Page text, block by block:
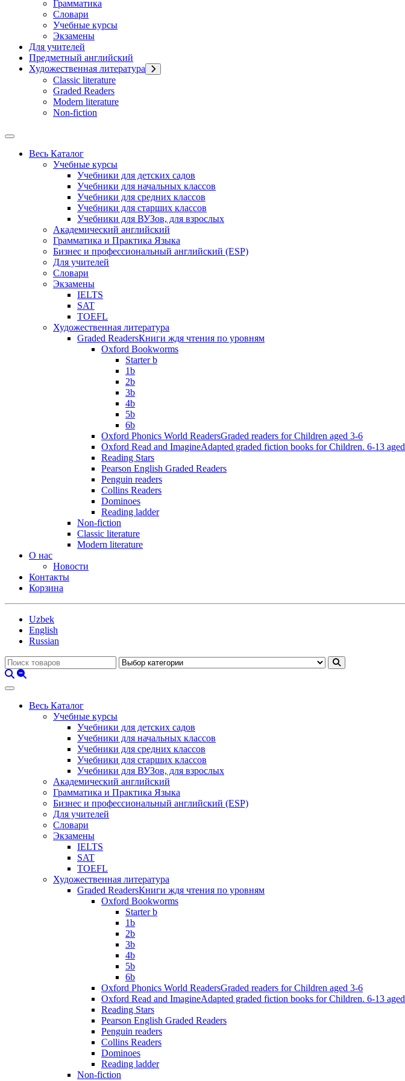
Грамматика
Словари
Учебные курсы
Экзамены
Для учителей
Предметный английский
Художественная литература
Classic literature
Graded Readers
Modern literature
Non-fiction
Весь Каталог
Учебные курсы
Учебники для детских садов
Учебники для начальных классов
Учебники для средних классов
Учебники для старших классов
Учебники для ВУЗов, для взрослых
Академический английский
Грамматика и Практика Языка
Бизнес и профессиональный английский (ESP)
Для учителей
Словари
Экзамены
IELTS
SAT
TOEFL
Художественная литература
Graded ReadersКниги ждя чтения по уровням
Oxford Bookworms
Starter b
1b
2b
3b
4b
5b
6b
Oxford Phonics World ReadersGraded readers for Children aged 3-6
Oxford Read and ImagineAdapted graded fiction books for Children. 6-13 aged
Reading Stars
Pearson English Graded Readers
Penguin readers
Collins Readers
Dominoes
Reading ladder
Non-fiction
Classic literature
Modern literature
О нас
Новости
Контакты
Корзина
Uzbek
English
Russian
Весь Каталог
Учебные курсы
Учебники для детских садов
Учебники для начальных классов
Учебники для средних классов
Учебники для старших классов
Учебники для ВУЗов, для взрослых
Академический английский
Грамматика и Практика Языка
Бизнес и профессиональный английский (ESP)
Для учителей
Словари
Экзамены
IELTS
SAT
TOEFL
Художественная литература
Graded ReadersКниги ждя чтения по уровням
Oxford Bookworms
Starter b
1b
2b
3b
4b
5b
6b
Oxford Phonics World ReadersGraded readers for Children aged 3-6
Oxford Read and ImagineAdapted graded fiction books for Children. 6-13 aged
Reading Stars
Pearson English Graded Readers
Penguin readers
Collins Readers
Dominoes
Reading ladder
Non-fiction